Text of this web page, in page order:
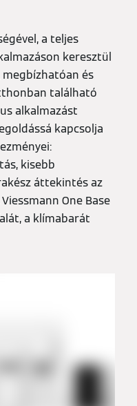
a teljes
keresztül
és
található
alkalmazást
kapcsolja
kisebb
áttekintés az
One Base
a klímabarát